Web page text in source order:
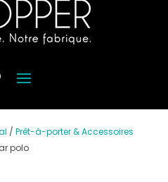
/ Prêt-à-porter & Accessoires
polo